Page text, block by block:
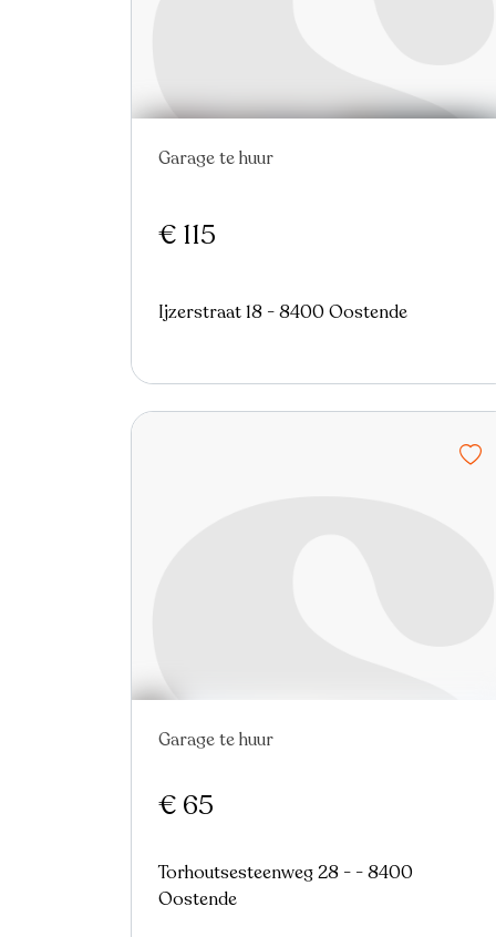
Nieuw
Garage te huur
€ 115
Ijzerstraat 18 - 8400 Oostende
Nieuw
Garage te huur
€ 65
Torhoutsesteenweg 28 - - 8400
Oostende